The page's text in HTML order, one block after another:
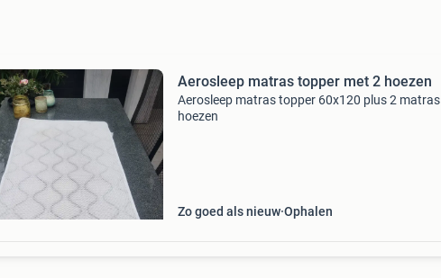
Aerosleep matras topper met 2 hoezen
Aerosleep matras topper 60x120 plus 2 matras
hoezen
Zo goed als nieuw Ophalen